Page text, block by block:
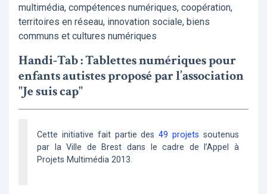
multimédia, compétences numériques, coopération,
territoires en réseau, innovation sociale, biens
communs et cultures numériques
Handi-Tab : Tablettes numériques pour
enfants autistes proposé par l’association
"Je suis cap"
Cette initiative fait partie des49 projets soutenus
par la Ville de Brest dans le cadre de l’Appel à
Projets Multimédia 2013.